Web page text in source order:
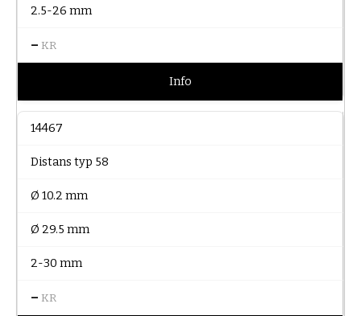
2.5-26 mm
– KR
Info
14467
Distans typ 58
Ø 10.2 mm
Ø 29.5 mm
2-30 mm
– KR